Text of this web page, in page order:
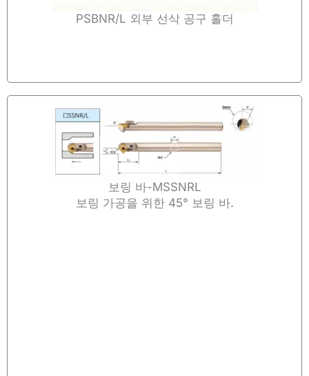
PSBNR/L 외부 선삭 공구 홀더
보링 바-MSSNRL
보링 가공을 위한 45° 보링 바.